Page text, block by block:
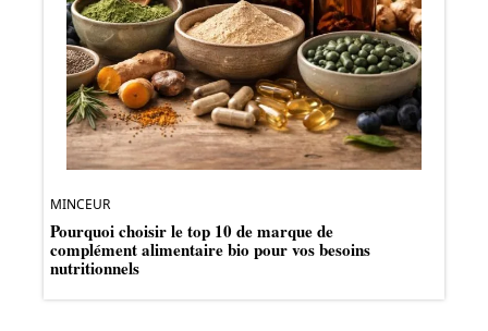
MINCEUR
Pourquoi choisir le top 10 de marque de
complément alimentaire bio pour vos besoins
nutritionnels